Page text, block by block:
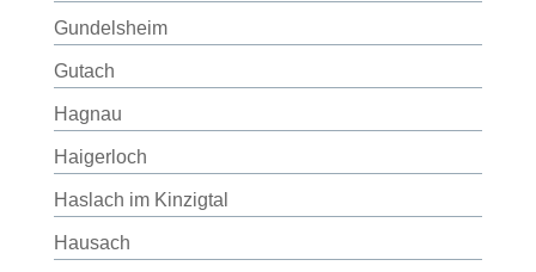
Gundelsheim
Gutach
Hagnau
Haigerloch
Haslach im Kinzigtal
Hausach